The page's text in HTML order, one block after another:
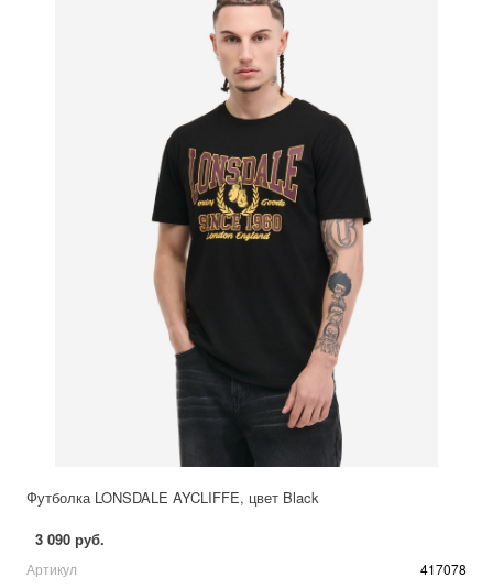
Футболка LONSDALE AYCLIFFE, цвет Black
3 090 руб.
Артикул 417078